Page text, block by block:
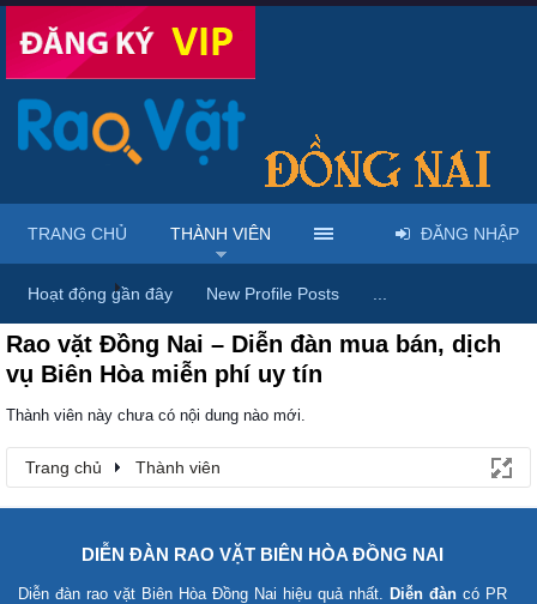
Trang chủ Thành viên
Rao vặt Đồng Nai – Diễn đàn mua bán, dịch
vụ Biên Hòa miễn phí uy tín
Thành viên này chưa có nội dung nào mới.
Trang chủ Thành viên
TRANG CHỦ THÀNH VIÊN
Hoạt động gần đây New Profile Posts
ĐĂNG NHẬP
DIỄN ĐÀN RAO VẶT BIÊN HÒA ĐỒNG NAI
Diễn đàn rao vặt Biên Hòa Đồng Nai hiệu quả nhất. Diễn đàn có PR